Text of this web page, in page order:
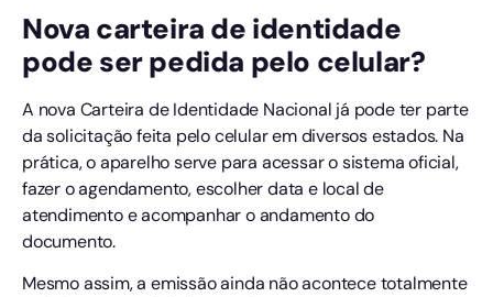
Nova carteira de identidade
pode ser pedida pelo celular?
A nova Carteira de Identidade Nacional já pode ter parte
da solicitação feita pelo celular em diversos estados. Na
prática, o aparelho serve para acessar o sistema oficial,
fazer o agendamento, escolher data e local de
atendimento e acompanhar o andamento do
documento.
Mesmo assim, a emissão ainda não acontece totalmente